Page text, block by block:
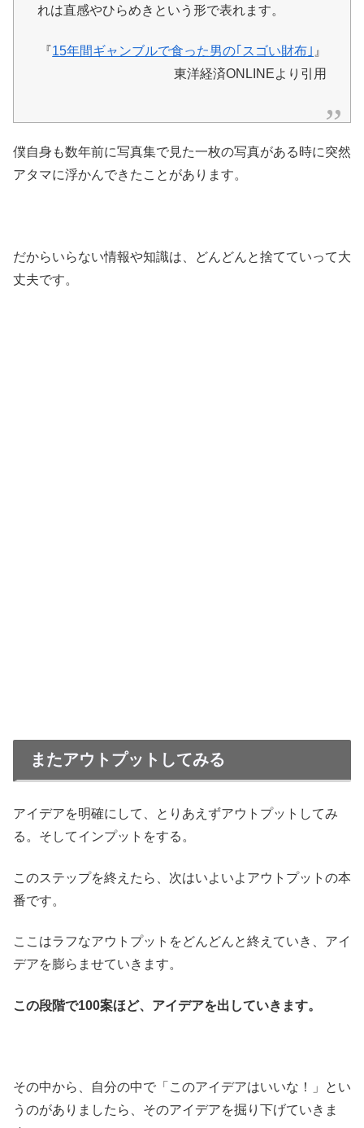
れは直感やひらめきという形で表れます。
『15年間ギャンブルで食った男の｢スゴい財布｣ 』
東洋経済ONLINEより引用
僕自身も数年前に写真集で見た一枚の写真がある時に突然
アタマに浮かんできたことがあります。
だからいらない情報や知識は、どんどんと捨てていって大
丈夫です。
またアウトプットしてみる
アイデアを明確にして、とりあえずアウトプットしてみ
る。そしてインプットをする。
このステップを終えたら、次はいよいよアウトプットの本
番です。
ここはラフなアウトプットをどんどんと終えていき、アイ
デアを膨らませていきます。
この段階で100案ほど、アイデアを出していきます。
その中から、自分の中で「このアイデアはいいな！」とい
うのがありましたら、そのアイデアを掘り下げていきま